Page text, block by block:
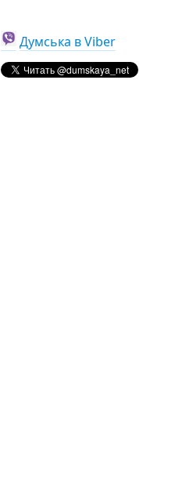
Думська в Viber